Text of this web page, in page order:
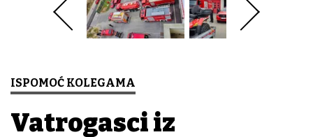
ISPOMOĆ KOLEGAMA
Vatrogasci iz